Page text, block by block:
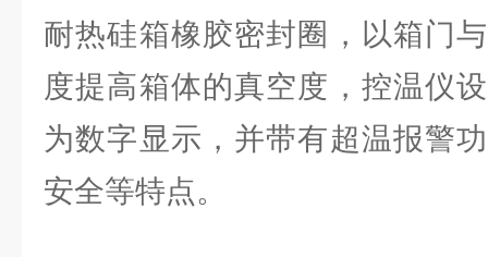
耐热硅箱橡胶密封圈，以箱门
度提高箱体的真空度，控温仪
为数字显示，并带有超温报警
安全等特点。